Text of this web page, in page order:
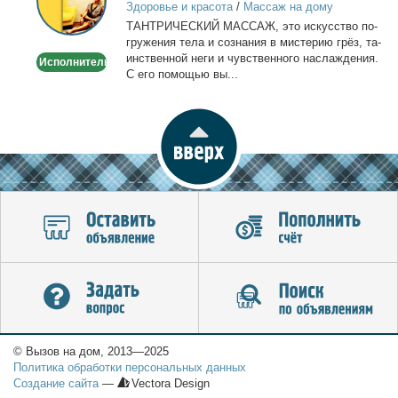
Исполнитель
Здоровье и красота/ Массаж на дому
ТАНТРИЧЕСКИЙ МАССАЖ, это ис­кус­ство по­
гру­же­ния те­ла и со­зна­ния в ми­сте­рию грёз, та­
ин­ствен­ной неги и чув­ствен­но­го на­сла­жде­ния.
С его по­мо­щью вы...
© Вызов на дом, 2013—2025
Политика обработки персональных данных
Создание сайта— Vectora Design